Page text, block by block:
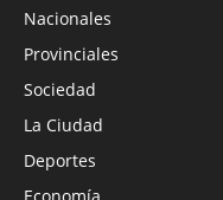
Nacionales
Provinciales
Sociedad
La Ciudad
Deportes
Economía